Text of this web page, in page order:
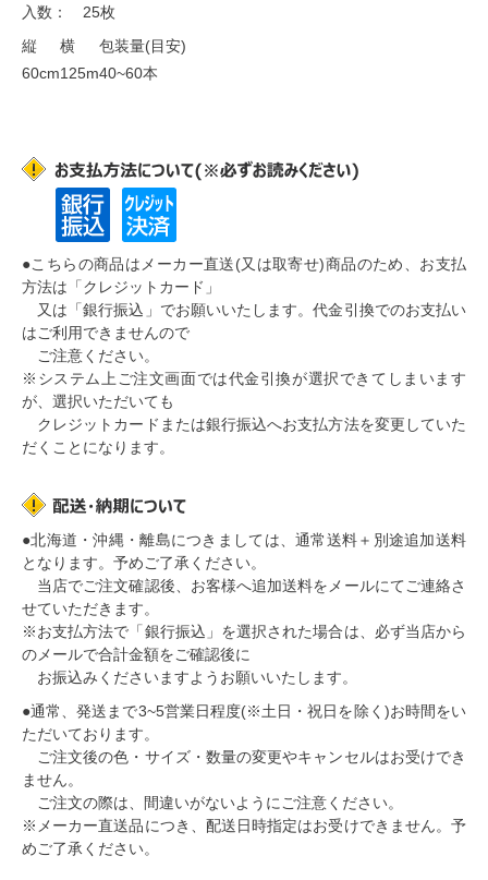
入数： 25枚
縦
横
包装量(目安)
60cm125m40~60本
●こちらの商品はメーカー直送(又は取寄せ)商品のため、お支払
方法は 「クレジットカード」
又は「銀行振込」 でお願いいたします。代金引換でのお支払い
はご利用できませんので
ご注意ください。
※システム上ご注文画面では代金引換が選択できてしまいます
が、選択いただいても
クレジットカードまたは銀行振込へお支払方法を変更していた
だくことになります。
●北海道・沖縄・離島につきましては、通常送料＋別途追加送料
となります。 予めご了承ください。
当店でご注文確認後、お客様へ追加送料をメールにてご連絡さ
せていただきます。
※お支払方法で「銀行振込」を選択された場合は、必ず当店から
のメールで合計金額をご確認後に
お振込みくださいますようお願いいたします。
●通常、発送まで3~5営業日程度(※土日・祝日を除く)お時間をい
ただいております。
ご注文後の色・サイズ・数量の変更やキャンセルはお受けでき
ません。
ご注文の際は、間違いがないようにご注意ください。
※メーカー直送品につき、 配送日時指定はお受けできません。予
めご了承ください。